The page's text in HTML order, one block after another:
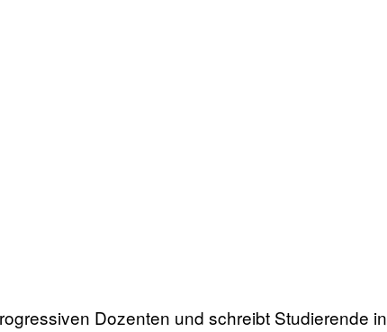
Dozenten und schreibt Studierende in